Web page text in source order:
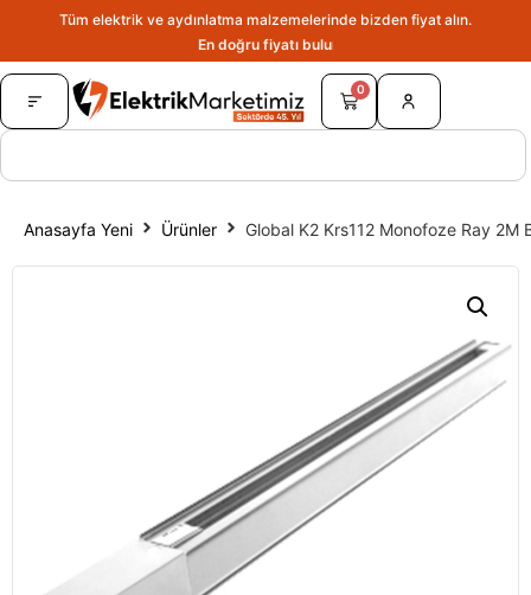
Tüm elektrik ve aydınlatma malzemelerinde bizden fiyat alın.
En doğru fiyatı bulun.
0
Anasayfa Yeni Ürünler Global K2 Krs112 Monofoze Ray 2M